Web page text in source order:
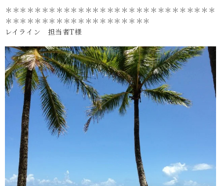
＊＊＊＊＊＊＊＊＊＊＊＊＊＊＊＊＊＊＊＊＊＊＊＊＊＊＊＊＊
＊＊＊＊＊＊＊＊＊＊＊＊＊＊＊＊＊＊＊＊
レイライン 担当者T様